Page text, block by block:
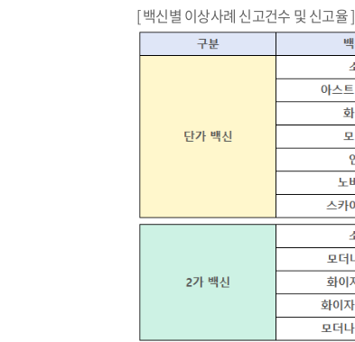
[ 백신별 이상사례 신고건수 및 신고율 ]